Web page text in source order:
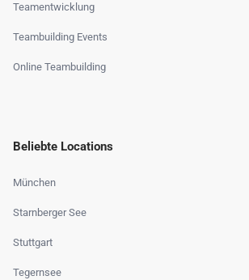
Teamentwicklung
Teambuilding Events
Online Teambuilding
Beliebte Locations
München
Starnberger See
Stuttgart
Tegernsee